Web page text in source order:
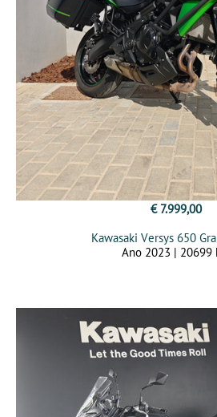
€ 7.999,00
Kawasaki Versys 650
Ano 2023 | 20699